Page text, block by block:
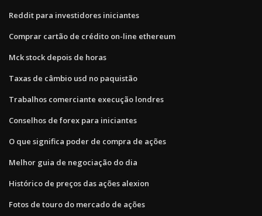
Reddit para investidores iniciantes
Comprar cartão de crédito on-line ethereum
Mck stock depois de horas
Taxas de câmbio usd no paquistão
Trabalhos comerciante execução londres
Conselhos de forex para iniciantes
O que significa poder de compra de ações
Melhor guia de negociação do dia
Histórico de preços das ações alexion
Fotos de touro do mercado de ações